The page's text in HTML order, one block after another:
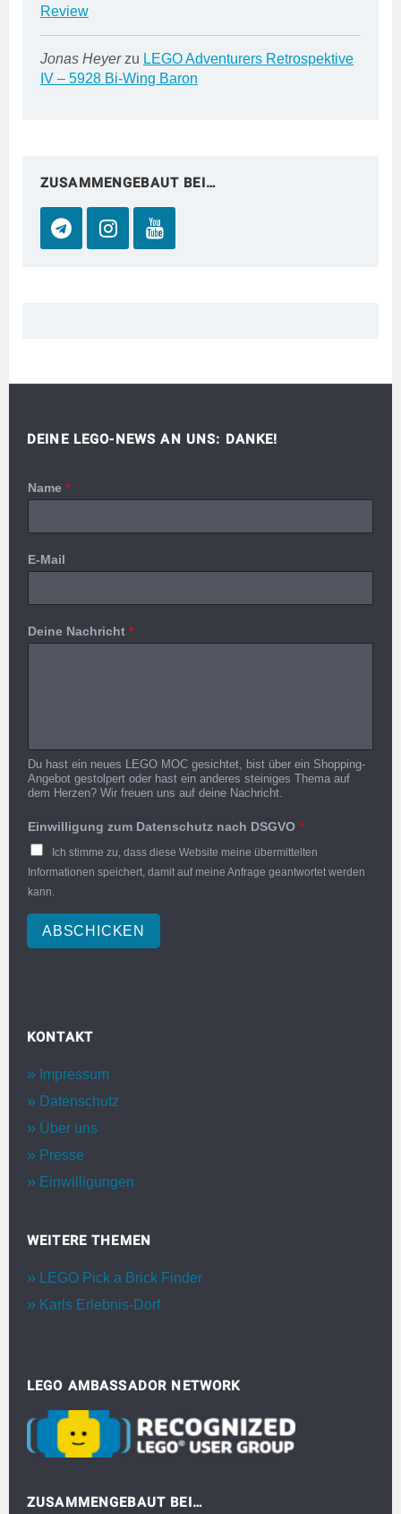
Review
Jonas Heyerzu LEGO Adventurers Retrospektive
IV – 5928 Bi-Wing Baron
ZUSAMMENGEBAUT BEI…
DEINE LEGO-NEWS AN UNS: DANKE!
Name *
E-Mail
Deine Nachricht *
Du hast ein neues LEGO MOC gesichtet, bist über ein Shopping-
Angebot gestolpert oder hast ein anderes steiniges Thema auf
dem Herzen? Wir freuen uns auf deine Nachricht.
Einwilligung zum Datenschutz nach DSGVO *
Ich stimme zu, dass diese Website meine übermittelten
Informationen speichert, damit auf meine Anfrage geantwortet werden
kann.
ABSCHICKEN
KONTAKT
Impressum
Datenschutz
Über uns
Presse
Einwilligungen
WEITERE THEMEN
LEGO Pick a Brick Finder
Karls Erlebnis-Dorf
LEGO AMBASSADOR NETWORK
ZUSAMMENGEBAUT BEI…